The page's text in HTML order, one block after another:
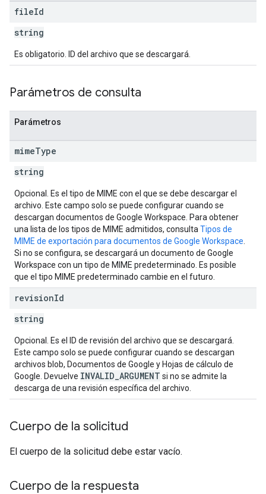
fileId
string
Es obligatorio. ID del archivo que se descargará.
Parámetros de consulta
Parámetros
mimeType
string
Opcional. Es el tipo de MIME con el que se debe descargar el
archivo. Este campo solo se puede configurar cuando se
descargan documentos de Google Workspace. Para obtener
una lista de los tipos de MIME admitidos, consulta Tipos de
MIME de exportación para documentos de Google Workspace
Si no se configura, se descargará un documento de Google
Workspace con un tipo de MIME predeterminado. Es posible
que el tipo MIME predeterminado cambie en el futuro.
revisionId
string
Opcional. Es el ID de revisión del archivo que se descargará.
Este campo solo se puede configurar cuando se descargan
archivos blob, Documentos de Google y Hojas de cálculo de
Google. Devuelve INVALID_ARGUMENT si no se admite la
descarga de una revisión específica del archivo.
Cuerpo de la solicitud
El cuerpo de la solicitud debe estar vacío.
Cuerpo de la respuesta